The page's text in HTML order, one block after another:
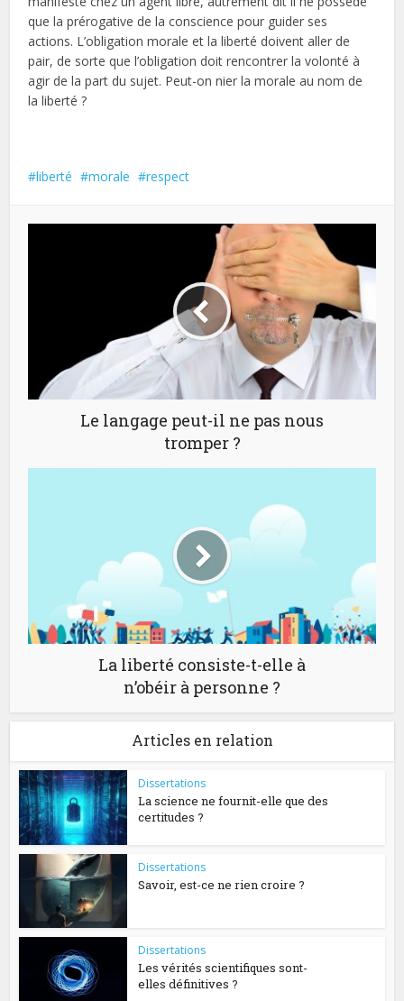
que la prérogative de la conscience pour guider ses
actions. L’obligation morale et la liberté doivent aller de
pair, de sorte que l’obligation doit rencontrer la volonté à
agir de la part du sujet. Peut-on nier la morale au nom de
la liberté ?
liberté morale respect
Le langage peut-il ne pas nous
tromper ?
La liberté consiste-t-elle à
n’obéir à personne ?
Articles en relation
Dissertations
La science ne fournit-elle que des
certitudes ?
Dissertations
Savoir, est-ce ne rien croire ?
Dissertations
Les vérités scientifiques sont-
elles définitives ?